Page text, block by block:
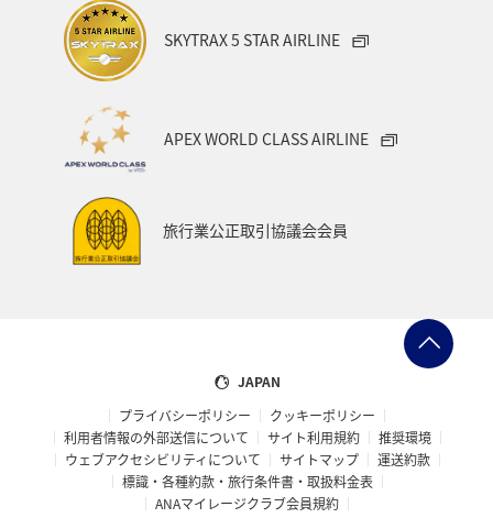
スイス 夏
SKYTRAX 5 STAR AIRLINE
APEX WORLD CLASS AIRLINE
旅行業公正取引協議会会員
JAPAN
プライバシーポリシー
クッキーポリシー
利用者情報の外部送信について
サイト利用規約
推奨環境
ウェブアクセシビリティについて
サイトマップ
運送約款
標識・各種約款・旅行条件書・取扱料金表
ANAマイレージクラブ会員規約